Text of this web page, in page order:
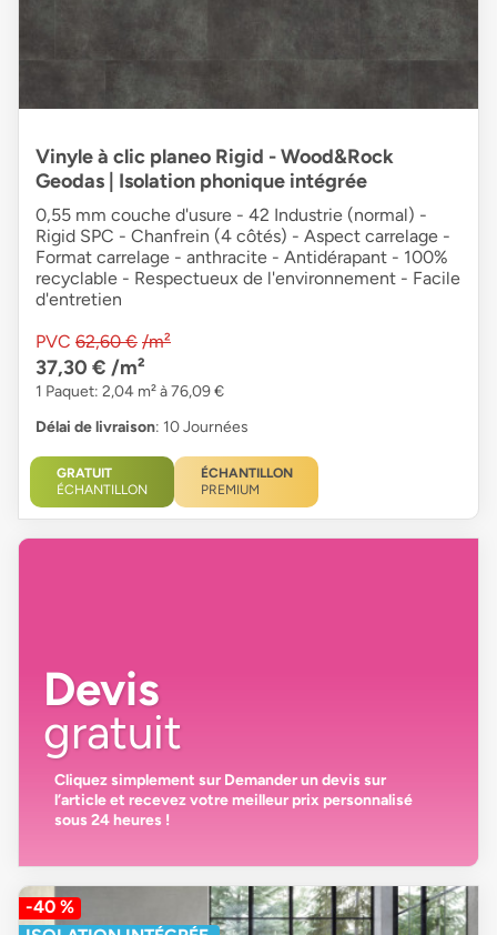
Vinyle à clic planeo Rigid - Wood&Rock
Geodas | Isolation phonique intégrée
0,55 mm couche d'usure - 42 Industrie (normal) -
Rigid SPC - Chanfrein (4 côtés) - Aspect carrelage -
Format carrelage - anthracite - Antidérapant - 100%
recyclable - Respectueux de l'environnement - Facile
d'entretien
PVC 62,60 € /m²
37,30 € /m²
1 Paquet: 2,04 m² à 76,09 €
Délai de livraison: 10 Journées
GRATUIT
ÉCHANTILLON
ÉCHANTILLON
PREMIUM
Devis
gratuit
Cliquez simplement sur Demander un devissur
l’article et recevez votremeilleur prix personnalisé
sous 24 heures !
-40 %